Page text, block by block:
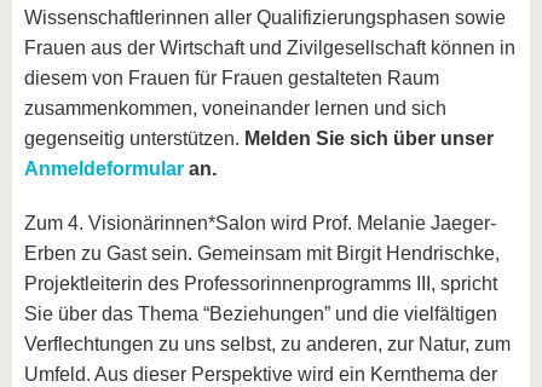
Wissenschaftlerinnen aller Qualifizierungsphasen sowie
Frauen aus der Wirtschaft und Zivilgesellschaft können in
diesem von Frauen für Frauen gestalteten Raum
zusammenkommen, voneinander lernen und sich
gegenseitig unterstützen. Melden Sie sich über unser
Anmeldeformular an.
Zum 4. Visionärinnen*Salon wird Prof. Melanie Jaeger-
Erben zu Gast sein. Gemeinsam mit Birgit Hendrischke,
Projektleiterin des Professorinnenprogramms III, spricht
Sie über das Thema “Beziehungen” und die vielfältigen
Verflechtungen zu uns selbst, zu anderen, zur Natur, zum
Umfeld. Aus dieser Perspektive wird ein Kernthema der